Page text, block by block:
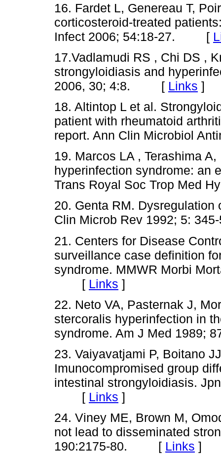
16. Fardet L, Genereau T,
corticosteroid-treated
Infect 2006; 54:18-27. [
17.Vadlamudi RS , Chi DS ,
strongyloidiasis and
2006, 30; 4:8. [ Links ]
18. Altintop L et al.
patient with rheumatoid
report. Ann Clin Microbiol
19. Marcos LA , Terashima
hyperinfection syndrome: an
Trans Royal Soc Trop
20. Genta RM.
Clin Microb Rev 1992; 5:
21. Centers for Disease
surveillance case definition
syndrome. MMWR Morbi
[ Links ]
22. Neto VA, Pasternak J,
stercoralis hyperinfection in
syndrome. Am J Med
23. Vaiyavatjami P, Boitano
Imunocompromised group
intestinal strongyloidiasis.
[ Links ]
24. Viney ME, Brown M,
not lead to disseminated
190:2175-80. [ Links ]